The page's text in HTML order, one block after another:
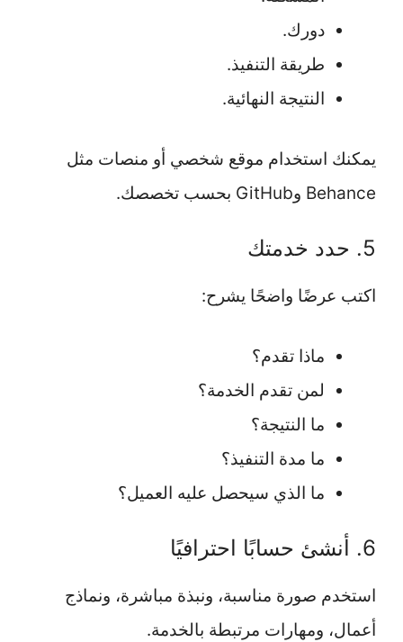
دورك.
طريقة التنفيذ.
النتيجة النهائية.
يمكنك استخدام موقع شخصي أو منصات مثل
Behance وGitHub بحسب تخصصك.
5. حدد خدمتك
اكتب عرضًا واضحًا يشرح:
ماذا تقدم؟
لمن تقدم الخدمة؟
ما النتيجة؟
ما مدة التنفيذ؟
ما الذي سيحصل عليه العميل؟
6. أنشئ حسابًا احترافيًا
استخدم صورة مناسبة، ونبذة مباشرة، ونماذج
أعمال، ومهارات مرتبطة بالخدمة.